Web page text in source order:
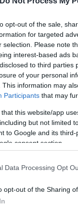
opt-out of the sale,
for targeted
selection. Please note
interest-based ads
to third parties
of your personal
This information may
Participants that may
that this website/app
but not limited
to Google and its
consent section.
Data Processing Opt
opt-out of the Sharing
Η δημοσίευση κοινοποιήθηκε από το χρήστη Angela Gerekou official (@angela_gerekou)
από τις
ένιωσα
τση
μέχρι την
αυτή την
της δύναμης